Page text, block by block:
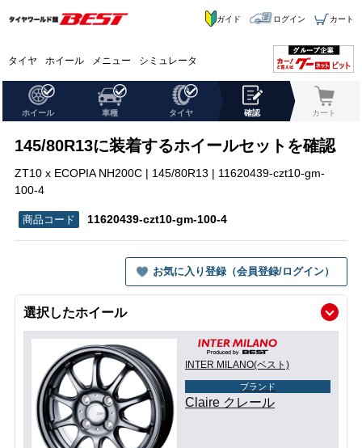
タイヤ ホイール メニュー シミュレータ
ガイド ログイン カート
ホイール 車種 タイヤ 確認 カート
145/80R13に装着するホイールセットを確認
ZT10 x ECOPIA NH200C | 145/80R13 | 11620439-czt10-gm-
100-4
11620439-czt10-gm-100-4
お気に入り登録（会員登録/ログイン）
選択したホイール
INTER MILANO(ベスト)
ブランド
Claire クレール